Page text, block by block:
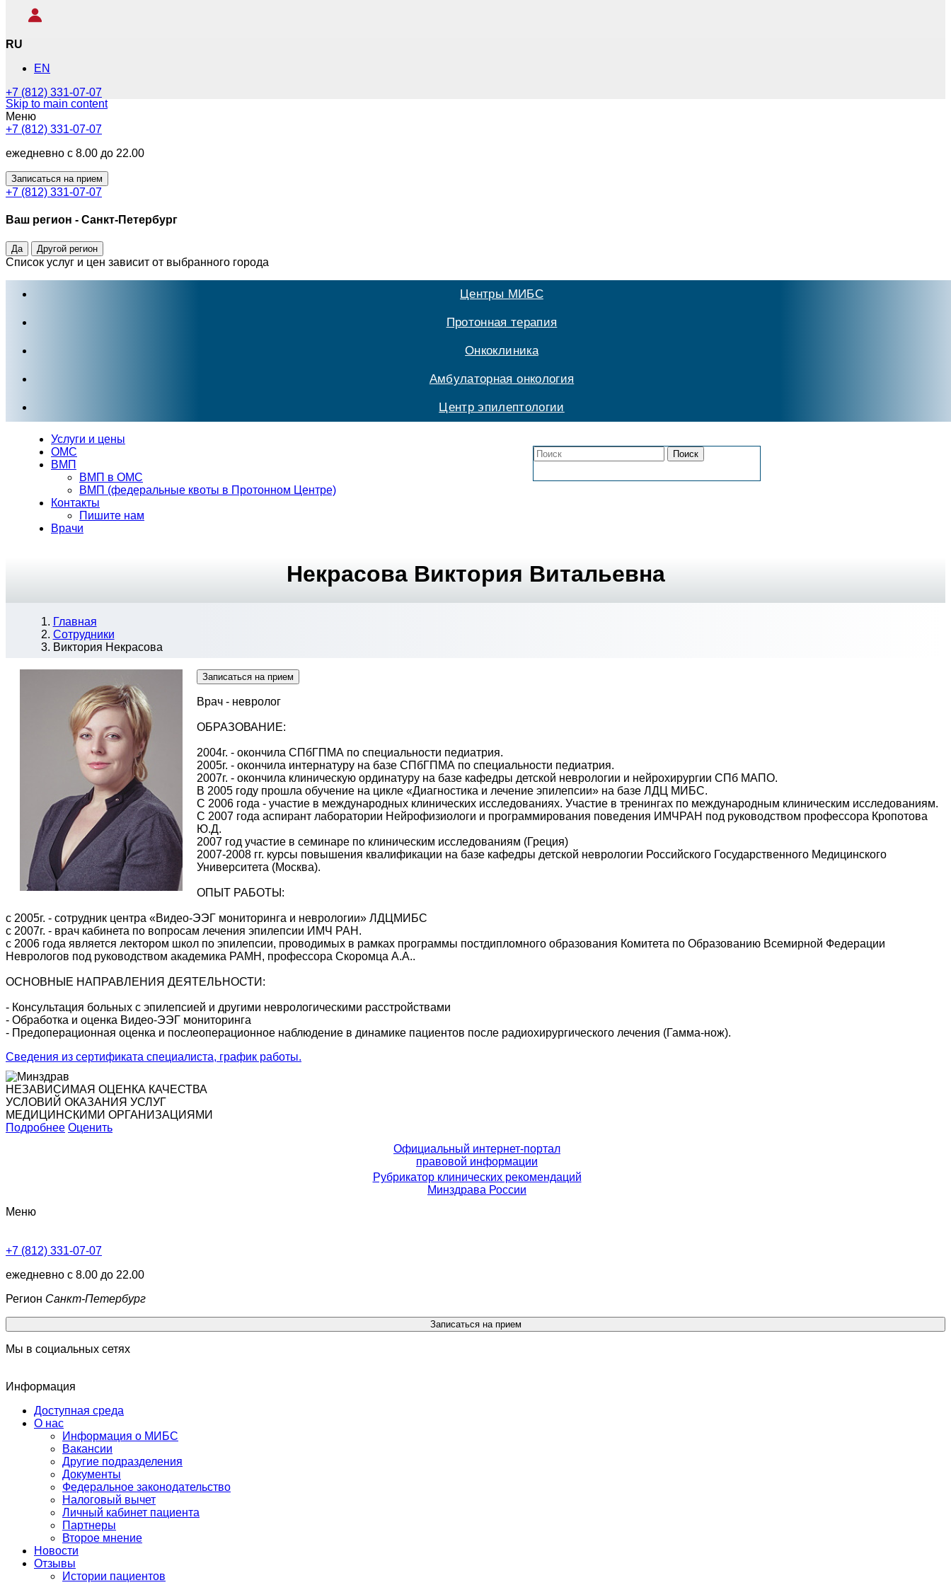
RU
EN
+7 (812) 331-07-07
Skip to main content
Меню
+7 (812) 331-07-07
ежедневно с 8.00 до 22.00
Записаться на прием
+7 (812) 331-07-07
Ваш регион - Санкт-Петербург
Да Другой регион
Список услуг и цен зависит от выбранного города
Центры МИБС
Протонная терапия
Онкоклиника
Амбулаторная онкология
Центр эпилептологии
Поиск
Услуги и цены
ОМС
ВМП
ВМП в ОМС
ВМП (федеральные квоты в Протонном Центре)
Контакты
Пишите нам
Врачи
Некрасова Виктория Витальевна
Главная
Сотрудники
Виктория Некрасова
Записаться на прием
Врач - невролог
ОБРАЗОВАНИЕ:
2004г. - окончила СПбГПМА по специальности педиатрия.
2005г. - окончила интернатуру на базе СПбГПМА по специальности педиатрия.
2007г. - окончила клиническую ординатуру на базе кафедры детской неврологии и нейрохирургии СПб МАПО.
В 2005 году прошла обучение на цикле «Диагностика и лечение эпилепсии» на базе ЛДЦ МИБС.
С 2006 года - участие в международных клинических исследованиях. Участие в тренингах по международным клиническим исследованиям.
С 2007 года аспирант лаборатории Нейрофизиологи и программирования поведения ИМЧРАН под руководством профессора Кропотова
Ю.Д.
2007 год участие в семинаре по клиническим исследованиям (Греция)
2007-2008 гг. курсы повышения квалификации на базе кафедры детской неврологии Российского Государственного Медицинского
Университета (Москва).
ОПЫТ РАБОТЫ:
с 2005г. - сотрудник центра «Видео-ЭЭГ мониторинга и неврологии» ЛДЦМИБС
с 2007г. - врач кабинета по вопросам лечения эпилепсии ИМЧ РАН.
с 2006 года является лектором школ по эпилепсии, проводимых в рамках программы постдипломного образования Комитета по Образованию Всемирной Федерации
Неврологов под руководством академика РАМН, профессора Скоромца А.А..
ОСНОВНЫЕ НАПРАВЛЕНИЯ ДЕЯТЕЛЬНОСТИ:
- Консультация больных с эпилепсией и другими неврологическими расстройствами
- Обработка и оценка Видео-ЭЭГ мониторинга
- Предоперационная оценка и послеоперационное наблюдение в динамике пациентов после радиохирургического лечения (Гамма-нож).
Сведения из сертификата специалиста, график работы.
НЕЗАВИСИМАЯ ОЦЕНКА КАЧЕСТВА
УСЛОВИЙ ОКАЗАНИЯ УСЛУГ
МЕДИЦИНСКИМИ ОРГАНИЗАЦИЯМИ
Подробнее Оценить
Официальный интернет-портал
правовой информации
Рубрикатор клинических рекомендаций
Минздрава России
Меню
+7 (812) 331-07-07
ежедневно с 8.00 до 22.00
Регион Санкт-Петербург
Записаться на прием
Мы в социальных сетях
Информация
Доступная среда
О нас
Информация о МИБС
Вакансии
Другие подразделения
Документы
Федеральное законодательство
Налоговый вычет
Личный кабинет пациента
Партнеры
Второе мнение
Новости
Отзывы
Истории пациентов